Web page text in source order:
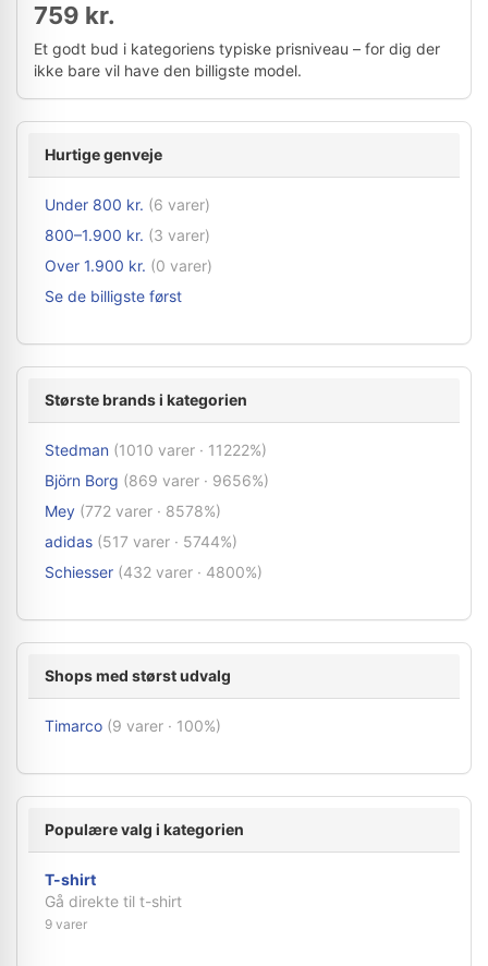
759 kr.
Et godt bud i kategoriens typiske prisniveau – for dig der
ikke bare vil have den billigste model.
Hurtige genveje
Under 800 kr. (6 varer)
800–1.900 kr. (3 varer)
Over 1.900 kr. (0 varer)
Se de billigste først
Største brands i kategorien
Stedman (1010 varer · 11222%)
Björn Borg (869 varer · 9656%)
Mey (772 varer · 8578%)
adidas (517 varer · 5744%)
Schiesser (432 varer · 4800%)
Shops med størst udvalg
Timarco (9 varer · 100%)
Populære valg i kategorien
T-shirt
Gå direkte til t-shirt
9 varer